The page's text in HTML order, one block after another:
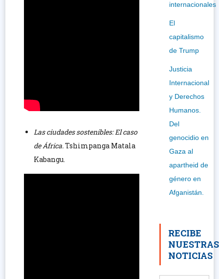
Las ciudades sostenibles: El caso
de África.Tshimpanga Matala
Kabangu.
internacionales
El
capitalismo
de Trump
Justicia
Internacional
y Derechos
Humanos.
Del
genocidio en
Gaza al
apartheid de
género en
Afganistán.
RECIBE
NUESTRAS
NOTICIAS